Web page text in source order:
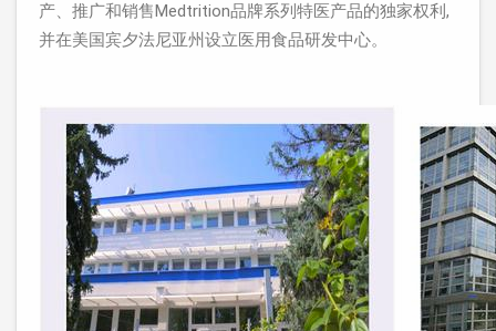
产、推广和销售Medtrition品牌系列特医产品的独家权利,
并在美国宾夕法尼亚州设立医用食品研发中心。